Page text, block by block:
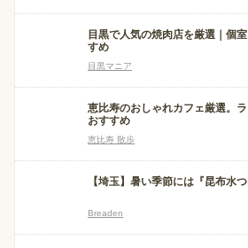
目黒で人気の焼肉店を厳選｜個
すめ
目黒マニア
恵比寿のおしゃれカフェ厳選。
おすすめ
恵比寿 散歩
【埼玉】暑い季節には『昆布水
Breaden